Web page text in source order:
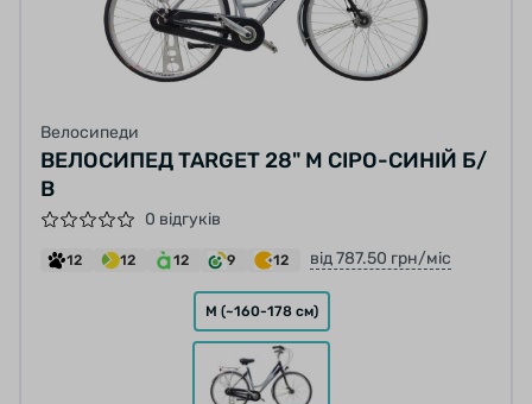
Велосипеди
ВЕЛОСИПЕД TARGET 28" M СІРО-СИНІЙ Б/
В
0 відгуків
12 12 12 9 12 від 787.50 грн/міс
M (~160-178 см)